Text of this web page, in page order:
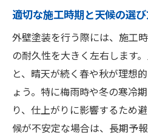
適切な施工時期と天候の選
外壁塗装を行う際には、施工
の耐久性を大きく左右します
と、晴天が続く春や秋が理想
ょう。特に梅雨時や冬の寒冷
り、仕上がりに影響するため
候が不安定な場合は、長期予